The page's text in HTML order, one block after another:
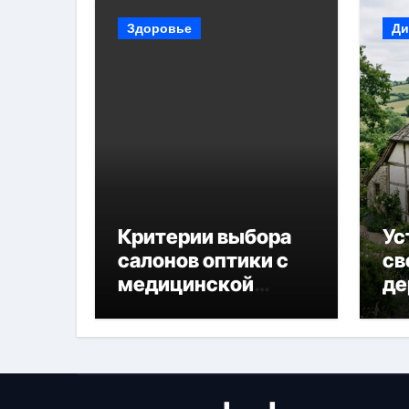
Здоровье
Критерии выбора
салонов оптики с
медицинской
диагностикой